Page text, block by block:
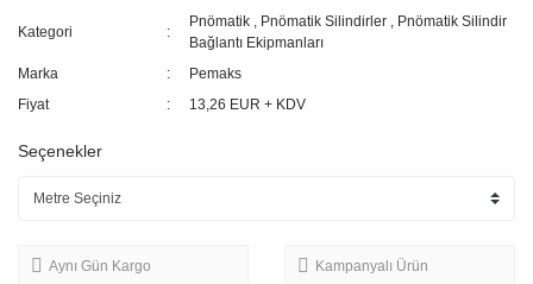
Kategori
Pnömatik , Pnömatik Silindirler , Pnömatik Silindir
Bağlantı Ekipmanları
Marka
Pemaks
Fiyat
13,26 EUR + KDV
Seçenekler
Aynı Gün Kargo Kampanyalı Ürün